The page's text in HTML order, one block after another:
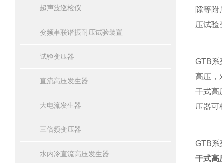
超声波巡检仪
变频串联谐振耐压试验装置
试验变压器
直流高压发生器
大电流发生器
三倍频变压器
水内冷直流高压发生器
隙等附
压试验
GTB系
高压，
干式高
压器可
GTB系
干式高